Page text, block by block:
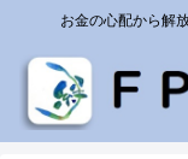
お金の心配から解